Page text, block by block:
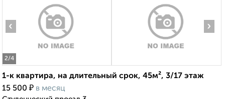
2/4
‹ ›
1-к квартира, на длительный срок, 45м², 3/17 этаж
15 500 ₽ в месяц